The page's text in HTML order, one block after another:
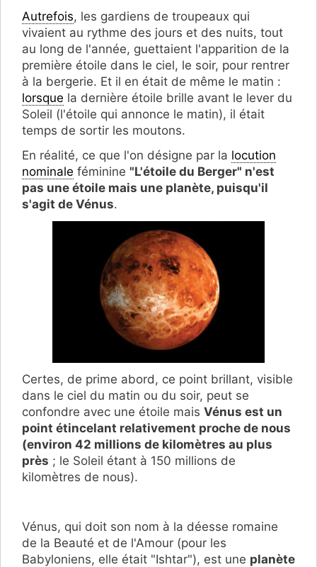
Autrefois, les gardiens de troupeaux qui
vivaient au rythme des jours et des nuits, tout
au long de l'année, guettaient l'apparition de la
première étoile dans le ciel, le soir, pour rentrer
à la bergerie. Et il en était de même le matin :
lorsque la dernière étoile brille avant le lever du
Soleil (l'étoile qui annonce le matin), il était
temps de sortir les moutons.
En réalité, ce que l'on désigne par la locution
nominale féminine "L'étoile du Berger" n'est
pas une étoile mais une planète, puisqu'il
s'agit de Vénus.
Certes, de prime abord, ce point brillant, visible
dans le ciel du matin ou du soir, peut se
confondre avec une étoile mais Vénus est un
point étincelant relativement proche de nous
(environ 42 millions de kilomètres au plus
près ; le Soleil étant à 150 millions de
kilomètres de nous).
Vénus, qui doit son nom à la déesse romaine
de la Beauté et de l'Amour (pour les
Babyloniens, elle était "Ishtar"), est une planète